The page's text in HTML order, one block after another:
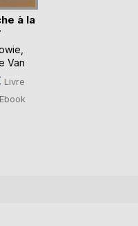
à la
Van
Livre
Ebook